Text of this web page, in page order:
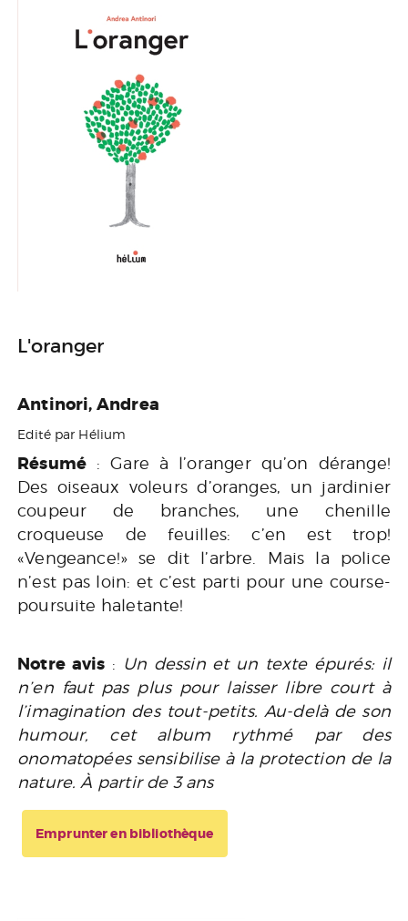
L'oranger
Antinori, Andrea
Edité par Hélium
Résumé : Gare à l’oranger qu’on dérange!
Des oiseaux voleurs d’oranges, un jardinier
coupeur de branches, une chenille
croqueuse de feuilles: c’en est trop!
«Vengeance!» se dit l’arbre. Mais la police
n’est pas loin: et c’est parti pour une course-
poursuite haletante!
Notre avis : Un dessin et un texte épurés: il
n’en faut pas plus pour laisser libre court à
l’imagination des tout-petits. Au-delà de son
humour, cet album rythmé par des
onomatopées sensibilise à la protection de la
nature. À partir de 3 ans
Emprunter en bibliothèque